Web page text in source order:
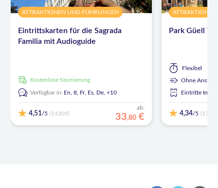
ATTRAKTIONEN UND FÜHRUNGEN
Eintrittskarten für die Sagrada
Familia mit Audioguide
kostenlose Stornierung
Verfügbar in: En, It, Fr, Es, De,+10
4,51/5 (14209)
ab:
33,80 €
Park Güell
Flexibel
Ohne
Eintritte
4,34/5 (1719)